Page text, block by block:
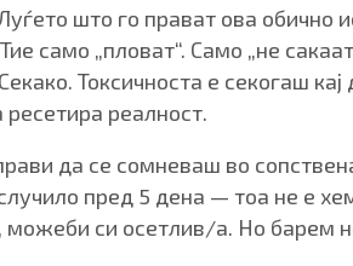
Луѓето што го прават ова обично
само „пловат“. Само „не
Токсичноста е секогаш
ресетира реалност.
да се сомневаш во
пред 5 дена — тоа не е
си осетлив/а. Но барем